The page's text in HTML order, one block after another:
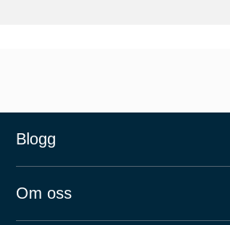
Blogg
Om oss